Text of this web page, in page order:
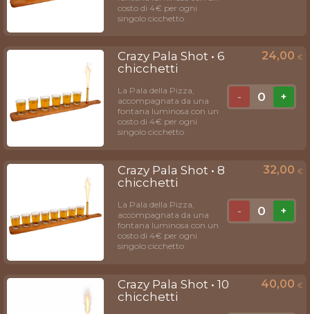
costo di 4€ per ogni
singolo cicchetto​
Crazy Pala Shot • 6
chicchetti
24,00 €
La Pala della Pizza,
accompagnata da una
fontana luminosa con un
costo di 4€ per ogni
singolo cicchetto​
- 0 +
Crazy Pala Shot • 8
chicchetti
32,00 €
La Pala della Pizza,
accompagnata da una
fontana luminosa con un
costo di 4€ per ogni
singolo cicchetto​
- 0 +
Crazy Pala Shot • 10
chicchetti
40,00 €